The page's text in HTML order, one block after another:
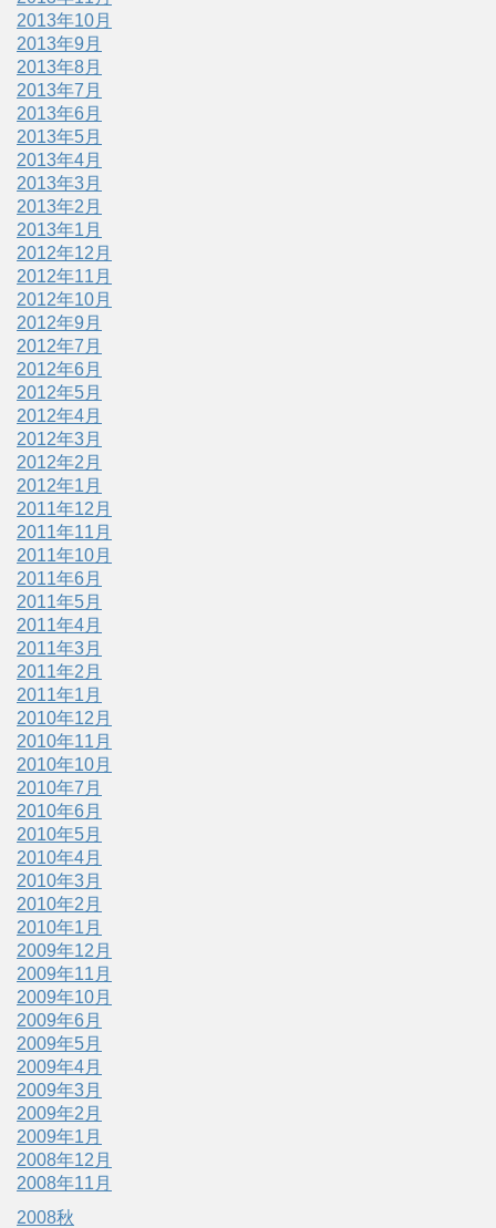
2013年10月
2013年9月
2013年8月
2013年7月
2013年6月
2013年5月
2013年4月
2013年3月
2013年2月
2013年1月
2012年12月
2012年11月
2012年10月
2012年9月
2012年7月
2012年6月
2012年5月
2012年4月
2012年3月
2012年2月
2012年1月
2011年12月
2011年11月
2011年10月
2011年6月
2011年5月
2011年4月
2011年3月
2011年2月
2011年1月
2010年12月
2010年11月
2010年10月
2010年7月
2010年6月
2010年5月
2010年4月
2010年3月
2010年2月
2010年1月
2009年12月
2009年11月
2009年10月
2009年6月
2009年5月
2009年4月
2009年3月
2009年2月
2009年1月
2008年12月
2008年11月
2008秋